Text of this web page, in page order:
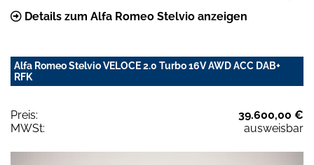
Details zum Alfa Romeo Stelvio anzeigen
Alfa Romeo Stelvio VELOCE 2.0 Turbo 16V AWD ACC DAB+
RFK
Preis:
39.600,00 €
MWSt:
ausweisbar